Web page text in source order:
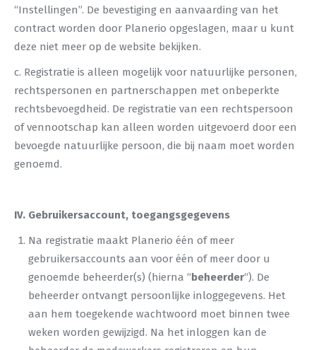
“Instellingen”. De bevestiging en aanvaarding van het
contract worden door Planerio opgeslagen, maar u kunt
deze niet meer op de website bekijken.
c. Registratie is alleen mogelijk voor natuurlijke personen,
rechtspersonen en partnerschappen met onbeperkte
rechtsbevoegdheid. De registratie van een rechtspersoon
of vennootschap kan alleen worden uitgevoerd door een
bevoegde natuurlijke persoon, die bij naam moet worden
genoemd.
IV. Gebruikersaccount, toegangsgegevens
Na registratie maakt Planerio één of meer
gebruikersaccounts aan voor één of meer door u
genoemde beheerder(s) (hierna “beheerder“). De
beheerder ontvangt persoonlijke inloggegevens. Het
aan hem toegekende wachtwoord moet binnen twee
weken worden gewijzigd. Na het inloggen kan de